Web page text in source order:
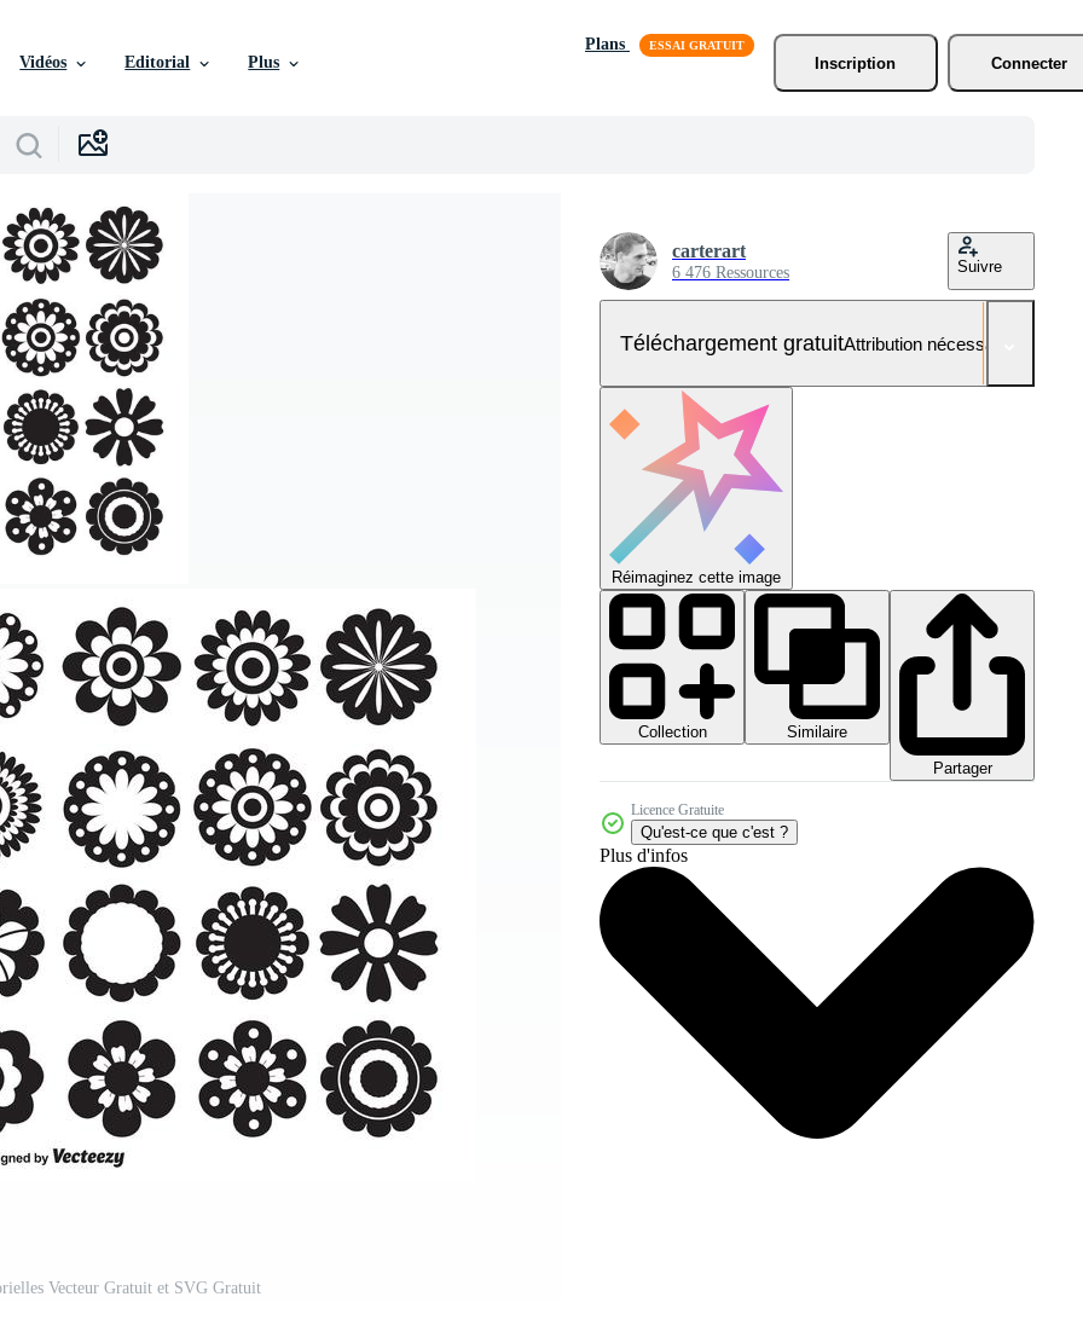
Vidéos Editorial Plus
Plans
Inscription
Connecter
Vecteur Gratuit et SVG Gratuit
carterart
6 476 Ressources Suivre
Téléchargement gratuitAttribution nécessaire
Réimaginez cette image
Collection
Similaire
Partager
Licence Gratuite
Qu'est-ce que c'est ?
Plus d'infos